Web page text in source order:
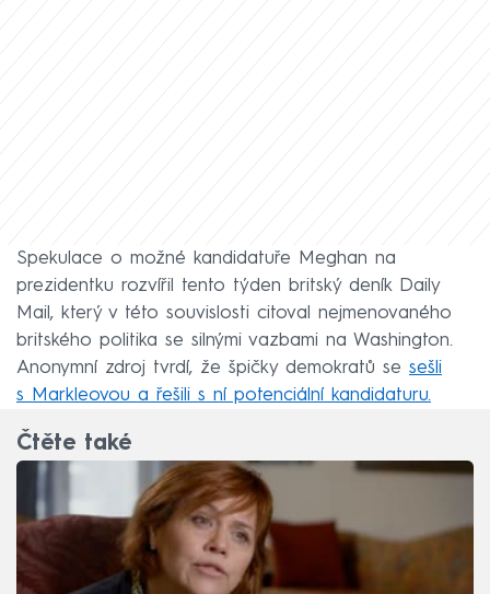
Spekulace o možné kandidatuře Meghan na
prezidentku rozvířil tento týden britský deník Daily
Mail, který v této souvislosti citoval nejmenovaného
britského politika se silnými vazbami na Washington.
Anonymní zdroj tvrdí, že špičky demokratů se sešli
s Markleovou a řešili s ní potenciální kandidaturu.
Čtěte také